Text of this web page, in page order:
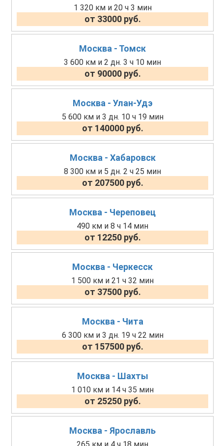
1 320 км и 20 ч 3 мин
от 33000 руб.
Москва - Томск
3 600 км и 2 дн. 3 ч 10 мин
от 90000 руб.
Москва - Улан-Удэ
5 600 км и 3 дн. 10 ч 19 мин
от 140000 руб.
Москва - Хабаровск
8 300 км и 5 дн. 2 ч 25 мин
от 207500 руб.
Москва - Череповец
490 км и 8 ч 14 мин
от 12250 руб.
Москва - Черкесск
1 500 км и 21 ч 32 мин
от 37500 руб.
Москва - Чита
6 300 км и 3 дн. 19 ч 22 мин
от 157500 руб.
Москва - Шахты
1 010 км и 14 ч 35 мин
от 25250 руб.
Москва - Ярославль